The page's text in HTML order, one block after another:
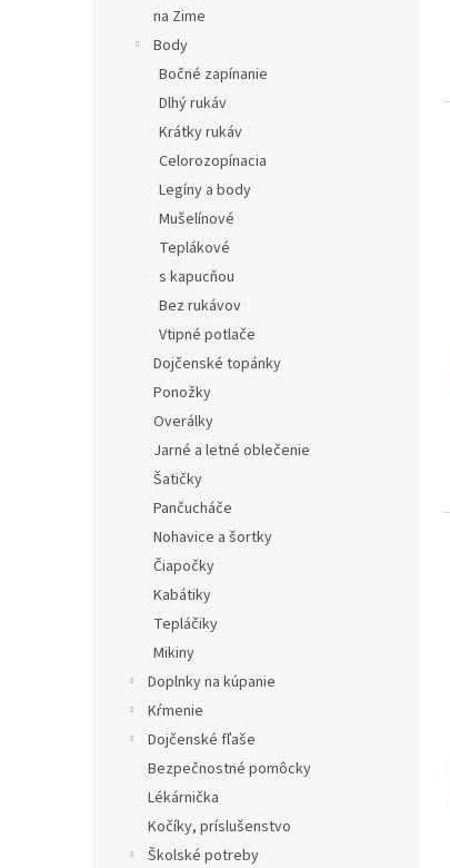
na Zime
Body
Bočné zapínanie
Dlhý rukáv
Krátky rukáv
Celorozopínacia
Legíny a body
Mušelínové
Teplákové
s kapucňou
Bez rukávov
Vtipné potlače
Dojčenské topánky
Ponožky
Overálky
Jarné a letné oblečenie
Šatičky
Pančucháče
Nohavice a šortky
Čiapočky
Kabátiky
Tepláčiky
Mikiny
Doplnky na kúpanie
Kŕmenie
Dojčenské fľaše
Bezpečnostné pomôcky
Lékárnička
Kočíky, príslušenstvo
Školské potreby